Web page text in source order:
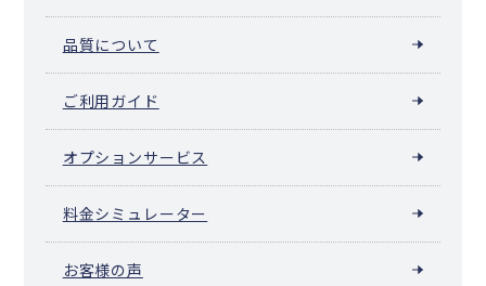
品質について
ご利用ガイド
オプションサービス
料金シミュレーター
お客様の声